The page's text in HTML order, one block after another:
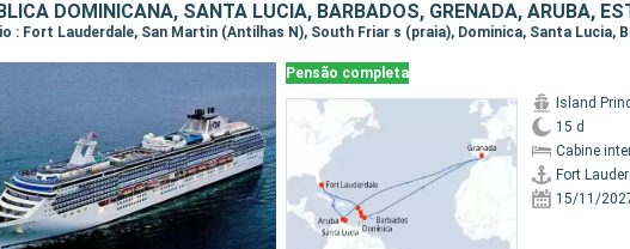
Pensão completa
Island
15 d
Cabine
Fort
15/11/